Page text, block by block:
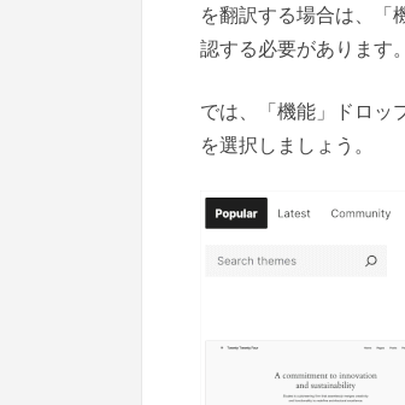
を翻訳する場合は、「
認する必要があります。
では、「機能」ドロッ
を選択しましょう。